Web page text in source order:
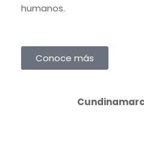
humanos.
Conoce más